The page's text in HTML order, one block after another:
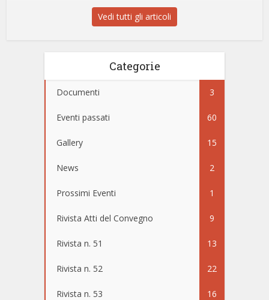
Vedi tutti gli articoli
Categorie
Documenti 3
Eventi passati 60
Gallery 15
News 2
Prossimi Eventi 1
Rivista Atti del Convegno 9
Rivista n. 51 13
Rivista n. 52 22
Rivista n. 53 16